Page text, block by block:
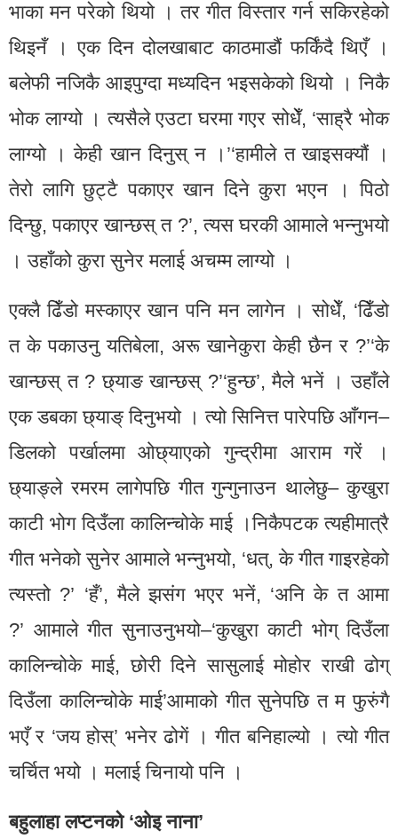
भाका मन परेको थियो । तर गीत विस्तार गर्न सकिरहेको
थिइनँ । एक दिन दोलखाबाट काठमाडौं फर्किंदै थिएँ ।
बलेफी नजिकै आइपुग्दा मध्यदिन भइसकेको थियो । निकै
भोक लाग्यो । त्यसैले एउटा घरमा गएर सोधेँ, ‘साह्रै भोक
लाग्यो । केही खान दिनुस् न ।’‘हामीले त खाइसक्यौं ।
तेरो लागि छुट्टै पकाएर खान दिने कुरा भएन । पिठो
दिन्छु, पकाएर खान्छस् त ?’, त्यस घरकी आमाले भन्नुभयो
। उहाँको कुरा सुनेर मलाई अचम्म लाग्यो ।
एक्लै ढिँडो मस्काएर खान पनि मन लागेन । सोधेँ, ‘ढिँडो
त के पकाउनु यतिबेला, अरू खानेकुरा केही छैन र ?’‘के
खान्छस् त ? छ्याङ खान्छस् ?’‘हुन्छ’, मैले भनें । उहाँले
एक डबका छ्याङ् दिनुभयो । त्यो सिनित्त पारेपछि आँगन–
डिलको पर्खालमा ओछ्याएको गुन्द्रीमा आराम गरें ।
छ्याङ्ले रमरम लागेपछि गीत गुन्गुनाउन थालेछु– कुखुरा
काटी भोग दिउँला कालिन्चोके माई ।निकैपटक त्यहीमात्रै
गीत भनेको सुनेर आमाले भन्नुभयो, ‘धत्, के गीत गाइरहेको
त्यस्तो ?’ ‘हँ’, मैले झसंग भएर भनें, ‘अनि के त आमा
?’ आमाले गीत सुनाउनुभयो–‘कुखुरा काटी भोग् दिउँला
कालिन्चोके माई, छोरी दिने सासुलाई मोहोर राखी ढोग्
दिउँला कालिन्चोके माई’आमाको गीत सुनेपछि त म फुरुंगै
भएँ र ‘जय होस्’ भनेर ढोगें । गीत बनिहाल्यो । त्यो गीत
चर्चित भयो । मलाई चिनायो पनि ।
बहुलाहा लप्टनको ‘ओइ नाना’